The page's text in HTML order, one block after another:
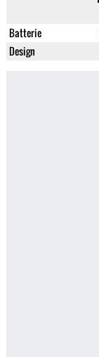
Batterie
Design